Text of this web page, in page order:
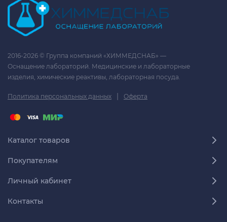
2016-2026 © Группа компаний «ХИММЕДСНАБ» —
Оснащение лабораторий. Медицинские и лабораторные
изделия, химические реактивы, лабораторная посуда.
Политика персональных данных | Оферта
Каталог товаров
Покупателям
Личный кабинет
Контакты